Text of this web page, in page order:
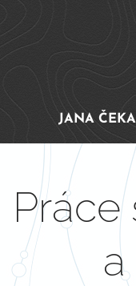
JANA